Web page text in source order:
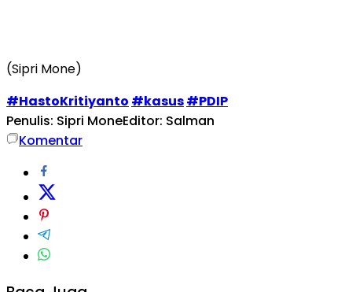
(Sipri Mone)
#HastoKritiyanto #kasus#PDIP
Penulis: Sipri MoneEditor: Salman
Komentar